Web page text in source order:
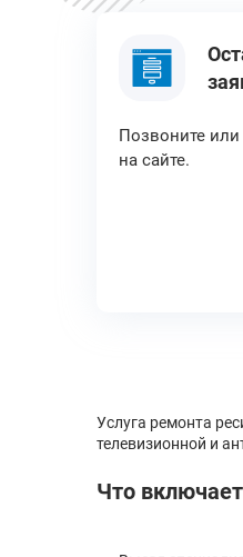
Позвоните или
на сайте.
Услуга ремонта
телевизионной и
Что